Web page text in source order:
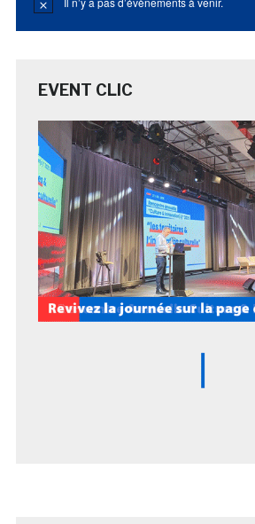
Notice
EVENT CLIC